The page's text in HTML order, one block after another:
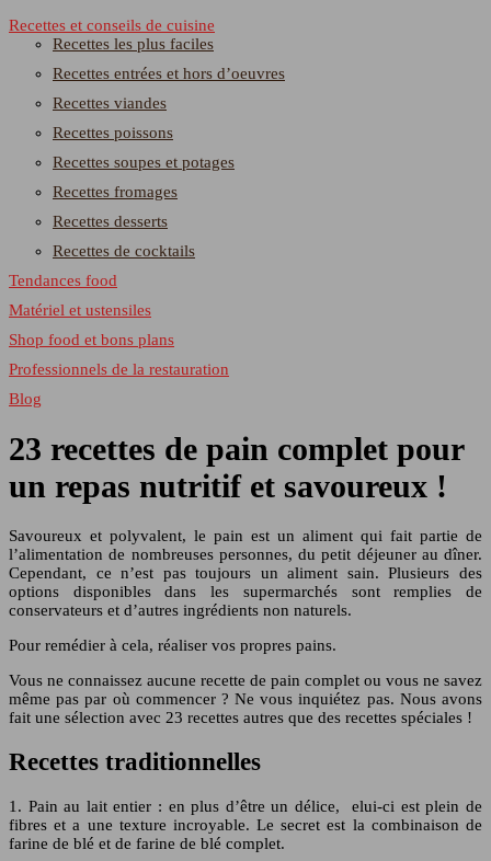
Recettes et conseils de cuisine
Recettes les plus faciles
Recettes entrées et hors d’oeuvres
Recettes viandes
Recettes poissons
Recettes soupes et potages
Recettes fromages
Recettes desserts
Recettes de cocktails
Tendances food
Matériel et ustensiles
Shop food et bons plans
Professionnels de la restauration
Blog
23 recettes de pain complet pour
un repas nutritif et savoureux !
Savoureux et polyvalent, le pain est un aliment qui fait partie de
l’alimentation de nombreuses personnes, du petit déjeuner au dîner.
Cependant, ce n’est pas toujours un aliment sain. Plusieurs des
options disponibles dans les supermarchés sont remplies de
conservateurs et d’autres ingrédients non naturels.
Pour remédier à cela, réaliser vos propres pains.
Vous ne connaissez aucune recette de pain complet ou vous ne savez
même pas par où commencer ? Ne vous inquiétez pas. Nous avons
fait une sélection avec 23 recettes autres que des recettes spéciales !
Recettes traditionnelles
1. Pain au lait entier : en plus d’être un délice, elui-ci est plein de
fibres et a une texture incroyable. Le secret est la combinaison de
farine de blé et de farine de blé complet.